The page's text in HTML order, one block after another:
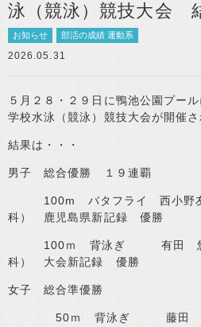
泳（競泳）競技大会
お知らせ 部活の成績 運動系
2026.05.31
５月２８・２９日に鴨池公園プー
学校水泳（競泳）競技大会が開催さ
結果は・・・
男子 総合優勝 １９連覇
100m バタフライ 西小野友
科） 鹿児島県新記録 優勝
100ｍ 背泳ぎ 有田 悠希
科） 大会新記録 優勝
女子 総合準優勝
50ｍ 背泳ぎ 藤田 結葵